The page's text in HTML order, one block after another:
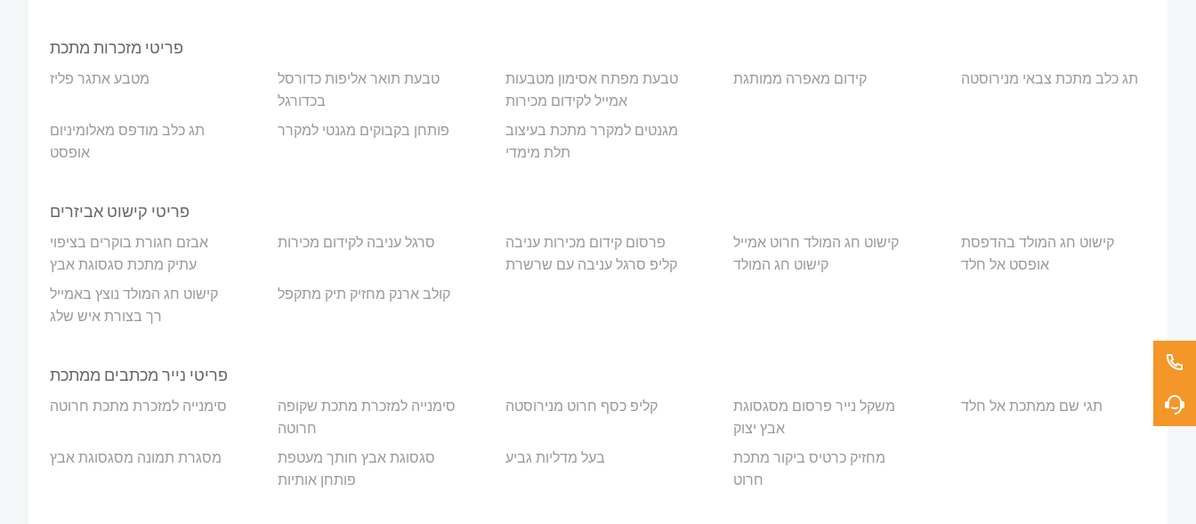
פריטי מזכרות מתכת
מטבע אתגר פליז
טבעת תואר אליפות כדורסל
בכדורגל
טבעת מפתח אסימון מטבעות
אמייל לקידום מכירות
קידום מאפרה ממותגת תג כלב מתכת צבאי מנירוסטה
תג כלב מודפס מאלומיניום
אופסט
פותחן בקבוקים מגנטי למקרר
מגנטים למקרר מתכת בעיצוב
תלת מימדי
פריטי קישוט אביזרים
אבזם חגורת בוקרים בציפוי
עתיק מתכת סגסוגת אבץ
סרגל עניבה לקידום מכירות
פרסום קידום מכירות עניבה
קליפ סרגל עניבה עם שרשרת
קישוט חג המולד חרוט אמייל
קישוט חג המולד
קישוט חג המולד בהדפסת
אופסט אל חלד
קישוט חג המולד נוצץ באמייל
רך בצורת איש שלג
קולב ארנק מחזיק תיק מתקפל
פריטי נייר מכתבים ממתכת
סימנייה למזכרת מתכת חרוטה
סימנייה למזכרת מתכת שקופה
חרוטה
קליפ כסף חרוט מנירוסטה
משקל נייר פרסום מסגסוגת
אבץ יצוק
תגי שם ממתכת אל חלד
מסגרת תמונה מסגסוגת אבץ
סגסוגת אבץ חותך מעטפת
פותחן אותיות
בעל מדליות גביע
מחזיק כרטיס ביקור מתכת
חרוט